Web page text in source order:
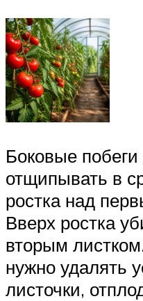
Боковые побеги
отщипывать в
ростка над
Вверх ростка
вторым
нужно удалять
листочки,